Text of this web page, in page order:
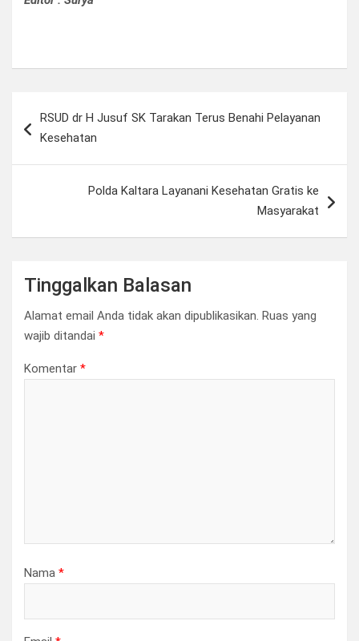
posRSUD dr H Jusuf SK Tarakan Terus Benahi Pelayanan
Kesehatan
Polda Kaltara Layanani Kesehatan Gratis ke
Masyarakat
Tinggalkan Balasan
Alamat email Anda tidak akan dipublikasikan. Ruas yang
wajib ditandai *
Komentar *
Nama *